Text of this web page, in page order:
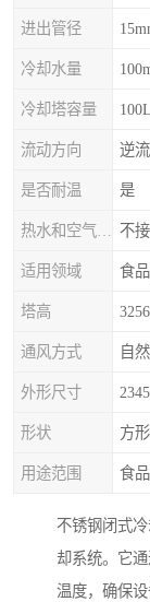
进出管径
冷却水量
冷却塔容量 100L
流动方向 逆流
是否耐温 是
不
适用领域
塔高
通风方式 自
外形尺寸
形状 方形
用途范围
不锈钢闭式
却系统。它
温度，确保